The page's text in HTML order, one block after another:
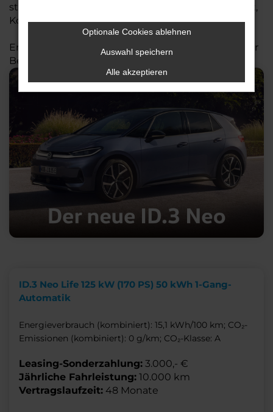
stehen Ihnen auf Wunsch zur Seite, um Sicherheit,
Komfort und Parken noch einfacher zu machen.
Erleben Sie den neuen VW ID. 3 Neo – Ihr perfekter
Begleiter für die Zukunft der Mobilität
ID.3 Neo Life 125 kW (170 PS) 50 kWh 1-Gang-
Automatik
Energieverbrauch (kombiniert): 15,1 kWh/100 km; CO₂-
Emissionen (kombiniert): 0 g/km; CO₂-Klasse: A
Leasing-Sonderzahlung: 3.000,- €
Jährliche Fahrleistung: 10.000 km
Vertragslaufzeit: 48 Monate
Optionale Cookies ablehnen
Auswahl speichern
Alle akzeptieren